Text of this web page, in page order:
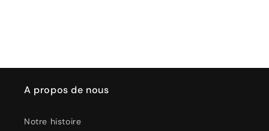
A propos de nous
Notre histoire